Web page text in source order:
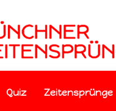
Quiz Zeitensprünge